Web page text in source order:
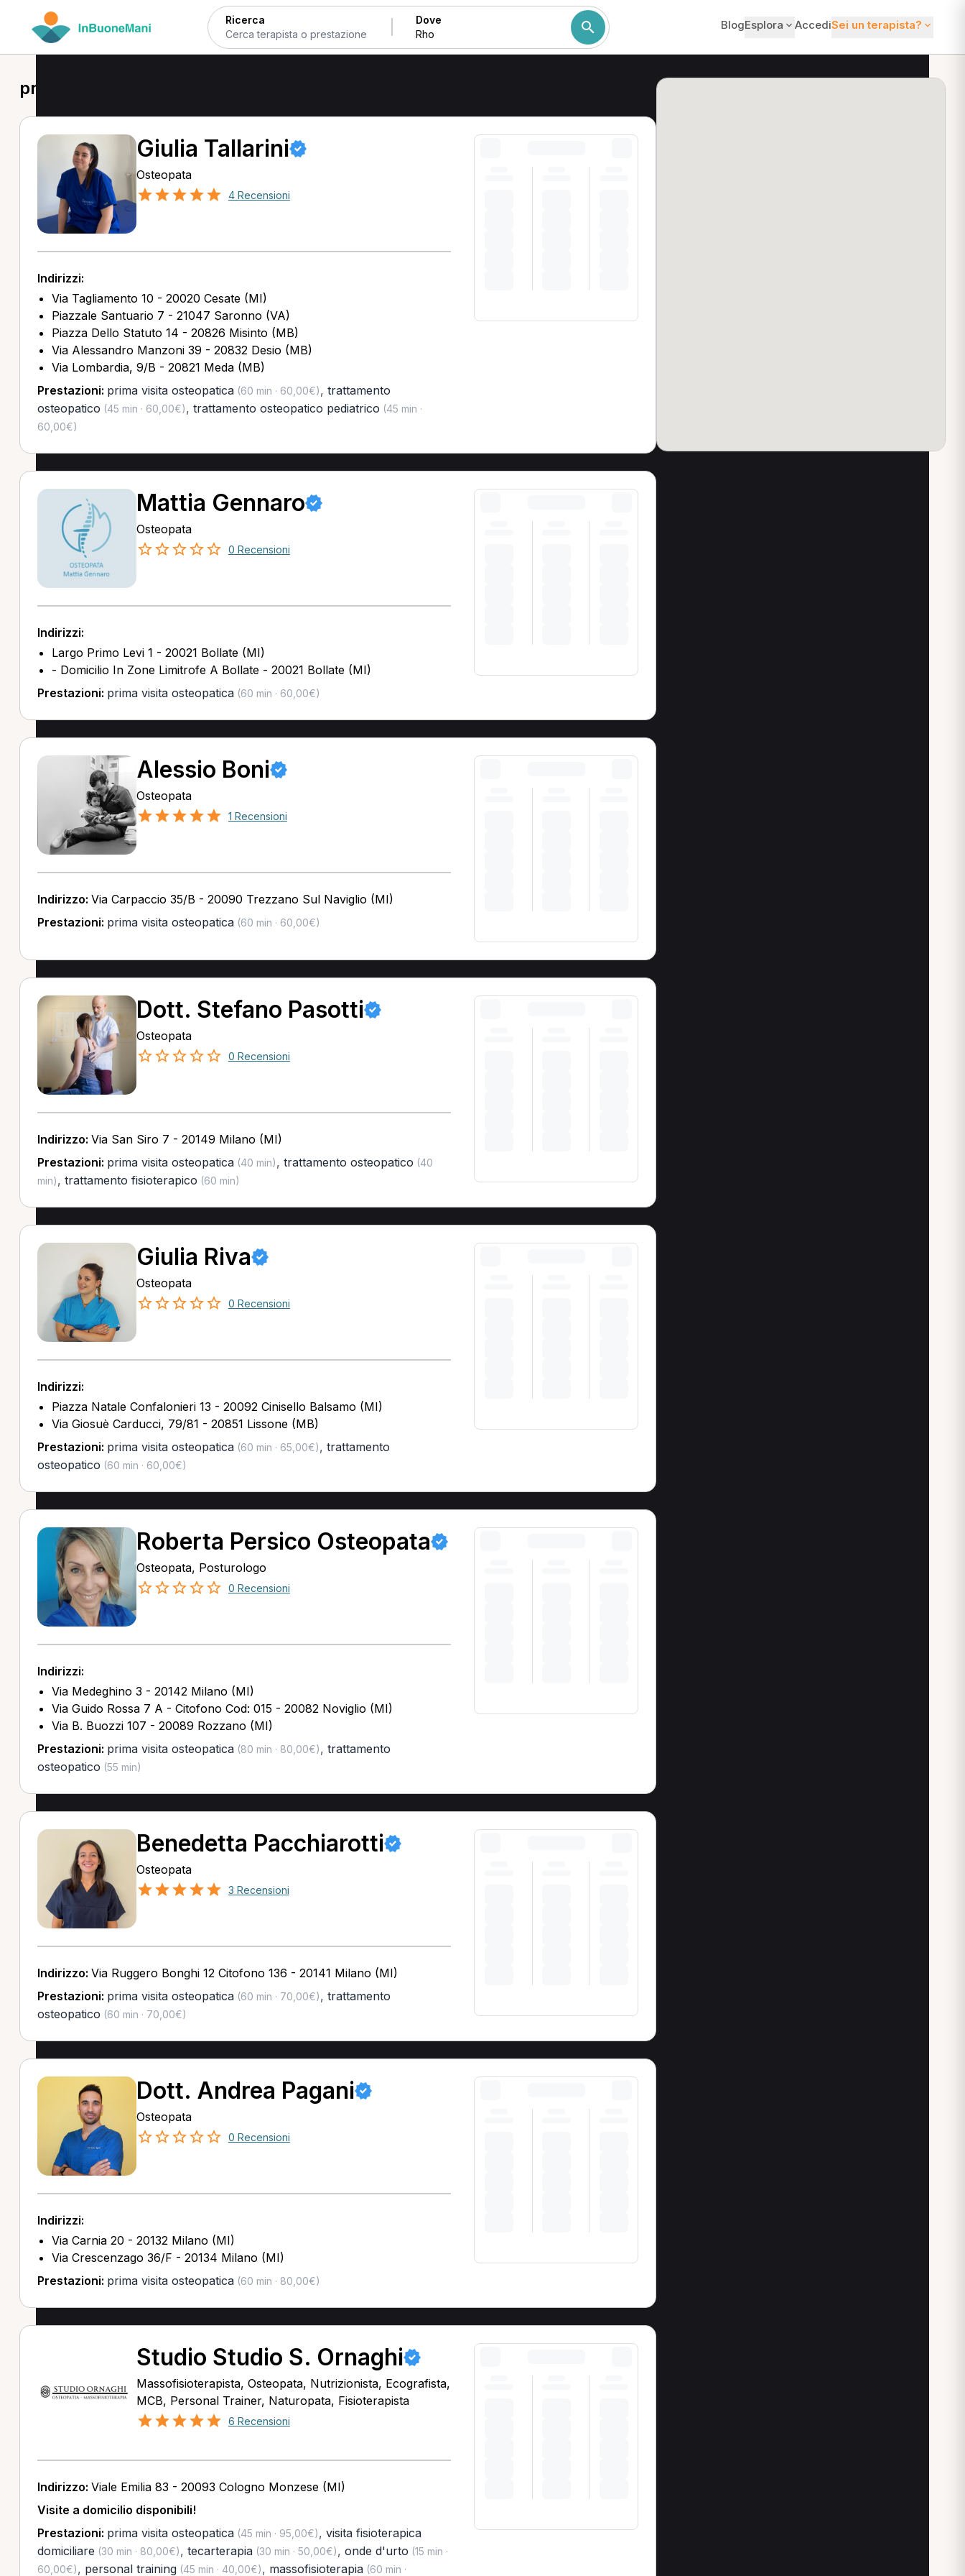
Ricerca Dove BlogEsplora AccediSei un terapista?
prima visita osteopatica a Rho
Giulia Tallarini
Osteopata
4 Recensioni
Indirizzi:
Via Tagliamento 10 - 20020 Cesate (MI)
Piazzale Santuario 7 - 21047 Saronno (VA)
Piazza Dello Statuto 14 - 20826 Misinto (MB)
Via Alessandro Manzoni 39 - 20832 Desio (MB)
Via Lombardia, 9/B - 20821 Meda (MB)
Prestazioni: prima visita osteopatica(60 min · 60,00€), trattamento
osteopatico (45 min · 60,00€), trattamento osteopatico pediatrico (45 min ·
60,00€)
Mattia Gennaro
Osteopata
0 Recensioni
Indirizzi:
Largo Primo Levi 1 - 20021 Bollate (MI)
- Domicilio In Zone Limitrofe A Bollate - 20021 Bollate (MI)
Prestazioni: prima visita osteopatica(60 min · 60,00€)
Alessio Boni
Osteopata
1 Recensioni
Indirizzo: Via Carpaccio 35/B - 20090 Trezzano Sul Naviglio (MI)
Prestazioni: prima visita osteopatica(60 min · 60,00€)
Dott. Stefano Pasotti
Osteopata
0 Recensioni
Indirizzo: Via San Siro 7 - 20149 Milano (MI)
Prestazioni: prima visita osteopatica(40 min), trattamento osteopatico (40
min), trattamento fisioterapico (60 min)
Giulia Riva
Osteopata
0 Recensioni
Indirizzi:
Piazza Natale Confalonieri 13 - 20092 Cinisello Balsamo (MI)
Via Giosuè Carducci, 79/81 - 20851 Lissone (MB)
Prestazioni: prima visita osteopatica(60 min · 65,00€), trattamento
osteopatico (60 min · 60,00€)
Roberta Persico Osteopata
Osteopata, Posturologo
0 Recensioni
Indirizzi:
Via Medeghino 3 - 20142 Milano (MI)
Via Guido Rossa 7 A - Citofono Cod: 015 - 20082 Noviglio (MI)
Via B. Buozzi 107 - 20089 Rozzano (MI)
Prestazioni: prima visita osteopatica(80 min · 80,00€), trattamento
osteopatico (55 min)
Benedetta Pacchiarotti
Osteopata
3 Recensioni
Indirizzo: Via Ruggero Bonghi 12 Citofono 136 - 20141 Milano (MI)
Prestazioni: prima visita osteopatica(60 min · 70,00€), trattamento
osteopatico (60 min · 70,00€)
Dott. Andrea Pagani
Osteopata
0 Recensioni
Indirizzi:
Via Carnia 20 - 20132 Milano (MI)
Via Crescenzago 36/F - 20134 Milano (MI)
Prestazioni: prima visita osteopatica(60 min · 80,00€)
Studio Studio S. Ornaghi
Massofisioterapista, Osteopata, Nutrizionista, Ecografista,
MCB, Personal Trainer, Naturopata, Fisioterapista
6 Recensioni
Indirizzo: Viale Emilia 83 - 20093 Cologno Monzese (MI)
Visite a domicilio disponibili!
Prestazioni: prima visita osteopatica(45 min · 95,00€), visita fisioterapica
domiciliare (30 min · 80,00€), tecarterapia(30 min · 50,00€), onde d'urto (15 min ·
60,00€), personal training(45 min · 40,00€), massofisioterapia(60 min ·